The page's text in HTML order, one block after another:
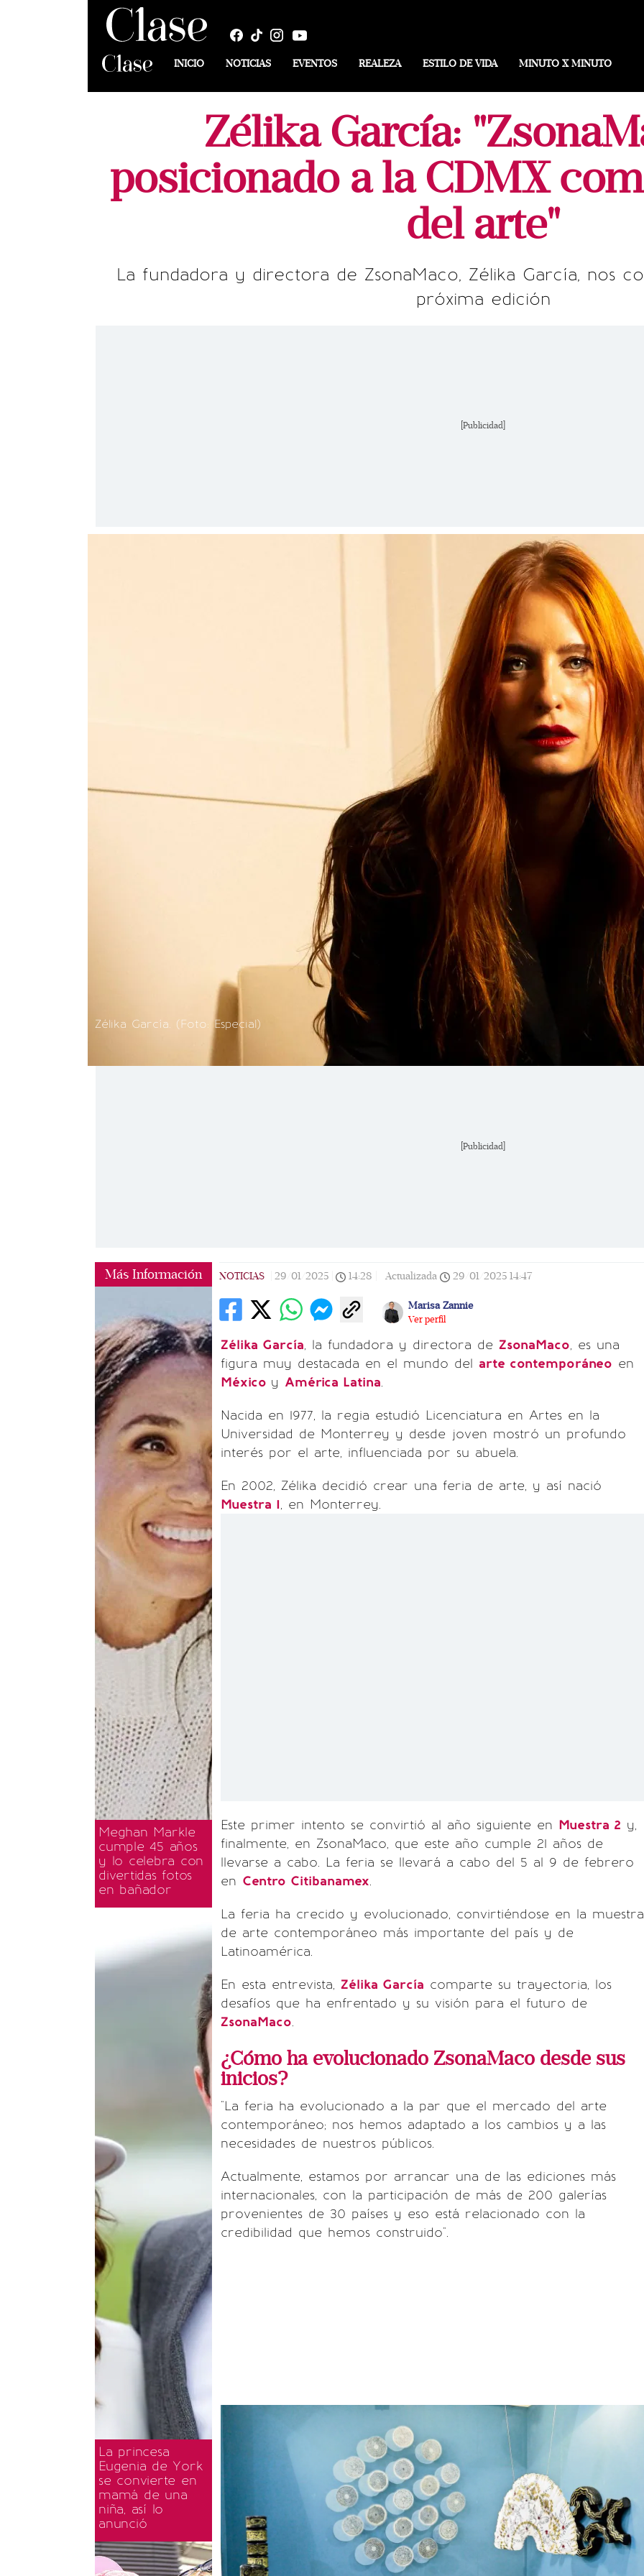
INICIO NOTICIAS EVENTOS REALEZA ESTILO DE VIDA MINUTO X MINUTO
Zélika García:
posicionado a la CDMX
del arte"
La fundadora y directora de ZsonaMaco, Zélika García, nos
próxima edición
[Publicidad]
Zélika García. (Foto: Especial)
[Publicidad]
Más Información
Meghan Markle
cumple 45 años
y lo celebra con
divertidas fotos
en bañador
La princesa
Eugenia de York
se convierte en
mamá de una
niña, así lo
anunció
NOTICIAS 29/01/2025 14:28 Actualizada 29/01/2025 14:47
Marisa Zannie
Ver perfil
Zélika García, la fundadora y directora de ZsonaMaco, es una
figura muy destacada en el mundo del arte contemporáneo en
México y América Latina.
Nacida en 1977, la regia estudió Licenciatura en Artes en la
Universidad de Monterrey y desde joven mostró un profundo
interés por el arte, influenciada por su abuela.
En 2002, Zélika decidió crear una feria de arte, y así nació
Muestra 1, en Monterrey.
Este primer intento se convirtió al año siguiente en Muestra 2 y,
finalmente, en ZsonaMaco, que este año cumple 21 años de
llevarse a cabo. La feria se llevará a cabo del 5 al 9 de febrero
en Centro Citibanamex.
La feria ha crecido y evolucionado, convirtiéndose en la muestra
de arte contemporáneo más importante del país y de
Latinoamérica.
En esta entrevista, Zélika García comparte su trayectoria, los
desafíos que ha enfrentado y su visión para el futuro de
ZsonaMaco.
¿Cómo ha evolucionado ZsonaMaco desde sus
inicios?
"La feria ha evolucionado a la par que el mercado del arte
contemporáneo; nos hemos adaptado a los cambios y a las
necesidades de nuestros públicos.
Actualmente, estamos por arrancar una de las ediciones más
internacionales, con la participación de más de 200 galerías
provenientes de 30 países y eso está relacionado con la
credibilidad que hemos construido".